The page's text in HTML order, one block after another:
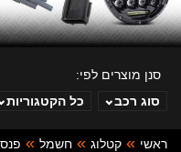
סנן מוצרים לפי:
סוג רכב
כל הקטגוריות
ראשי קטלוג חשמל